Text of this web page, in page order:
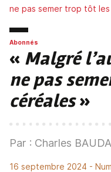
ne pas semer trop tôt
Abonnés
« Malgré
ne pas
céréales»
Par : Charles
16 septembre 2024 -